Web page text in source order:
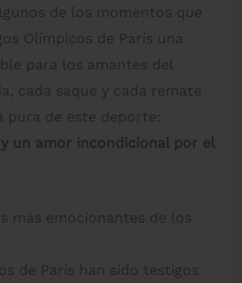
de los momentos que
Olímpicos de París una
para los amantes del
cada saque y cada remate
pura de este deporte:
un amor incondicional por el
más emocionantes de los
de París han sido testigos